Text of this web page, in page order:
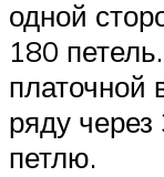
одной
180
платочной
ряду через
петлю.